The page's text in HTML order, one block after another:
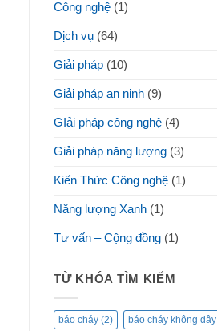
Công nghệ (1)
Dịch vụ (64)
Giải pháp (10)
Giải pháp an ninh (9)
GIải pháp công nghệ (4)
Giải pháp năng lượng (3)
Kiến Thức Công nghệ (1)
Năng lượng Xanh (1)
Tư vấn – Cộng đồng (1)
TỪ KHÓA TÌM KIẾM
báo cháy (2) báo cháy không dây